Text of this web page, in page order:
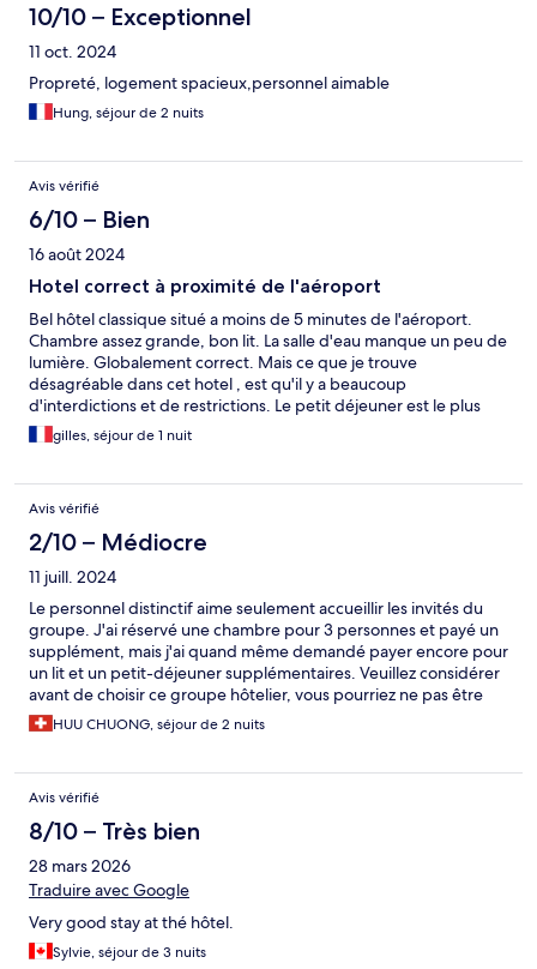
10/10 – Exceptionnel
11 oct. 2024
Propreté, logement spacieux,personnel aimable
Hung, séjour de 2 nuits
Avis vérifié
6/10 – Bien
16 août 2024
Hotel correct à proximité de l'aéroport
Bel hôtel classique situé a moins de 5 minutes de l'aéroport.
Chambre assez grande, bon lit. La salle d'eau manque un peu de
lumière. Globalement correct. Mais ce que je trouve
désagréable dans cet hotel , est qu'il y a beaucoup
d'interdictions et de restrictions. Le petit déjeuner est le plus
mauvais que j'ai eu depuis au moins 2 ans !
gilles, séjour de 1 nuit
Avis vérifié
2/10 – Médiocre
11 juill. 2024
Le personnel distinctif aime seulement accueillir les invités du
groupe. J'ai réservé une chambre pour 3 personnes et payé un
supplément, mais j'ai quand même demandé payer encore pour
un lit et un petit-déjeuner supplémentaires. Veuillez considérer
avant de choisir ce groupe hôtelier, vous pourriez ne pas être
satisfait pendant votre séjour.
HUU CHUONG, séjour de 2 nuits
Avis vérifié
8/10 – Très bien
28 mars 2026
Traduire avec Google
Very good stay at thé hôtel.
Sylvie, séjour de 3 nuits